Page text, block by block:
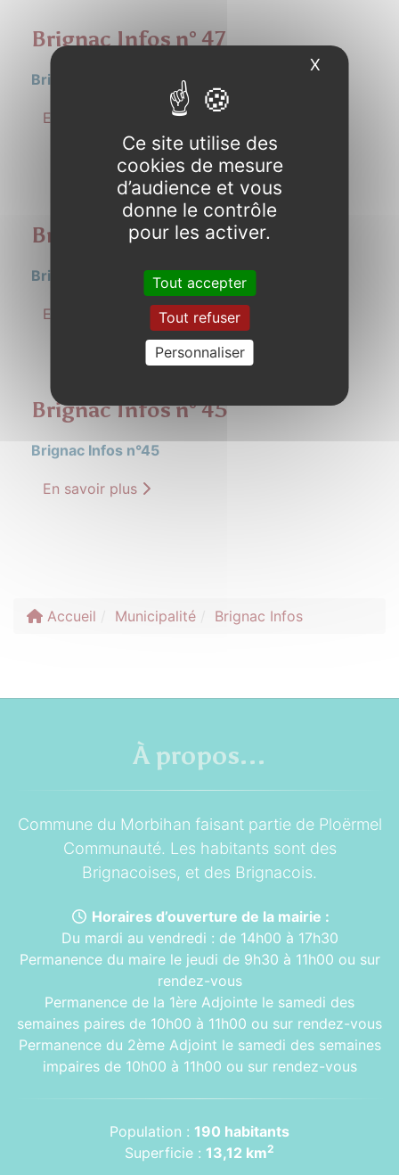
Brignac Infos n° 47
Brignac Infos n°47
En savoir plus
Brignac Infos n° 46
Brignac Infos n° 46
En savoir plus
Brignac Infos n° 45
Brignac Infos n°45
En savoir plus
Accueil Municipalité Brignac Infos
À propos...
Commune du Morbihan faisant partie de Ploërmel
Communauté. Les habitants sont des
Brignacoises, et des Brignacois.
Horaires d’ouverture de la mairie :
Du mardi au vendredi : de 14h00 à 17h30
Permanence du maire le jeudi de 9h30 à 11h00 ou sur
rendez-vous
Permanence de la 1ère Adjointe le samedi des
semaines paires de 10h00 à 11h00 ou sur rendez-vous
Permanence du 2ème Adjoint le samedi des semaines
impaires de 10h00 à 11h00 ou sur rendez-vous
Population : 190 habitants
Superficie : 13,12 km2
Ce site utilise des
cookies de mesure
d’audience et vous
donne le contrôle
pour les activer.
Tout accepter
Tout refuser
Personnaliser
X Masquer